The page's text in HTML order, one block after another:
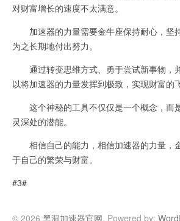
对财富增长的速度不太满意。
加速器的力量需要金牛座保持耐心，坚
为之长期地付出努力。
通过转变思维方式、勇于尝试新事物，
以将加速器的力量发挥到极致，实现财富的
这个神秘的工具不仅仅是一个概念，而
灵深处的潜能。
相信自己的能力，相信加速器的力量，
于自己的繁荣与财富。
#3#
© 2026 黑洞加速器官网. Powered by: